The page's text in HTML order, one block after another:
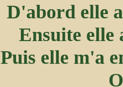
D'abord elle
Ensuite elle
Puis elle m'a